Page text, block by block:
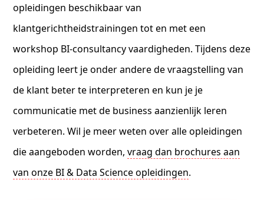
opleidingen beschikbaar van
klantgerichtheidstrainingen tot en met een
workshop BI-consultancy vaardigheden. Tijdens deze
opleiding leert je onder andere de vraagstelling van
de klant beter te interpreteren en kun je je
communicatie met de business aanzienlijk leren
verbeteren. Wil je meer weten over alle opleidingen
die aangeboden worden,vraag dan brochures aan
van onze BI & Data Science opleidingen.